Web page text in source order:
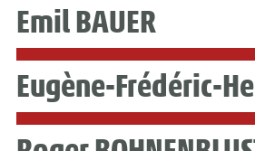
Emil BAUER
Eugène-Frédéric-